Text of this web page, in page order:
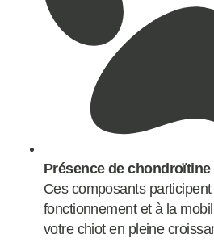
Présence de
Ces composants
fonctionnement et à la
votre chiot en pleine